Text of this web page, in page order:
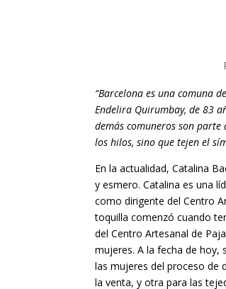
“Barcelona es una comuna
Endelira Quirumbay, de 83
demás comuneros son
los hilos, sino que tejen el
En la actualidad, Catalina
y esmero. Catalina es una
como dirigente del Centro
toquilla comenzó cuando
del Centro Artesanal de
mujeres. A la fecha de hoy,
las mujeres del proceso de
la venta, y otra para las